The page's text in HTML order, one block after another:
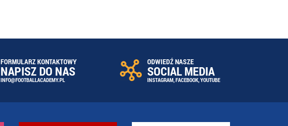
FORMULARZ KONTAKTOWY
NAPISZ DO NAS
INFO@FOOTBALLACADEMY.PL
ODWIEDŹ NASZE
SOCIAL MEDIA
INSTAGRAM,FACEBOOK,YOUTUBE